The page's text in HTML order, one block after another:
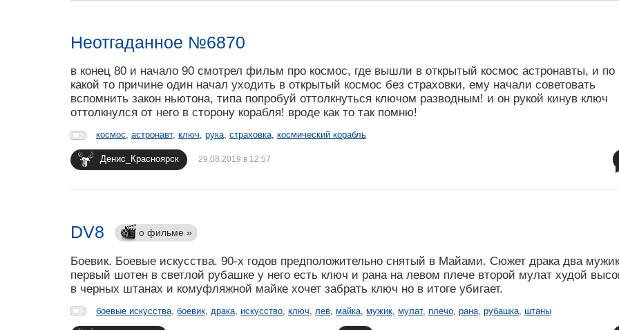
Неотгаданное №6870
в конец 80 и начало 90 смотрел фильм про космос, где вышли в открытый космос астронавты, и по
какой то причине один начал уходить в открытый космос без страховки, ему начали советовать
вспомнить закон ньютона, типа попробуй оттолкнуться ключом разводным! и он рукой кинув ключ
оттолкнулся от него в сторону корабля! вроде как то так помню!
космос, астронавт, ключ, рука, страховка, космический корабль
Денис_Красноярск 29.08.2019 в 12:57
DV8 о фильме »
Боевик. Боевые искусства. 90-х годов предположительно снятый в Майами. Сюжет драка два
первый шотен в светлой рубашке у него есть ключ и рана на левом плече второй мулат худой
в черных штанах и комуфляжной майке хочет забрать ключ но в итоге убигает.
боевые искусства боевик драка искусство ключ лев майка мужик мулат, плечо рана рубашка штаны